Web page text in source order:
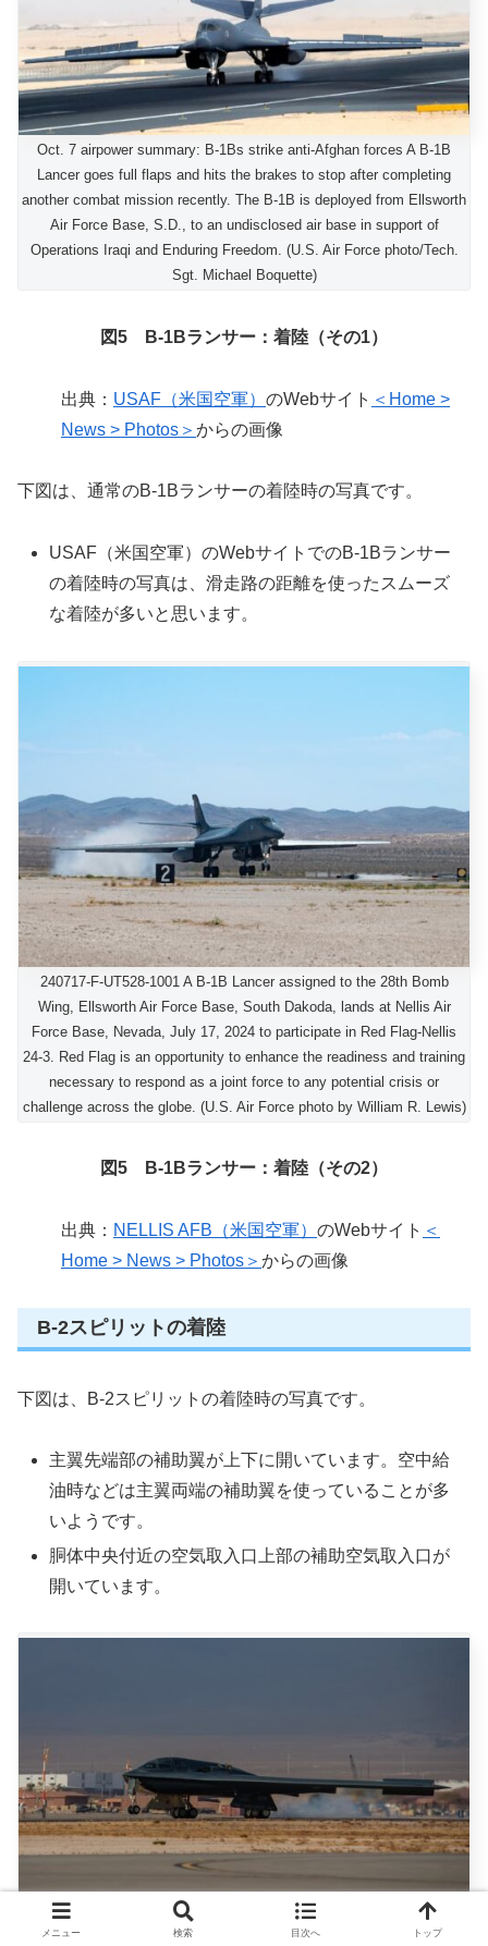
Oct. 7 airpower summary: B-1Bs strike anti-Afghan forces A B-1B
Lancer goes full flaps and hits the brakes to stop after completing
another combat mission recently. The B-1B is deployed from Ellsworth
Air Force Base, S.D., to an undisclosed air base in support of
Operations Iraqi and Enduring Freedom. (U.S. Air Force photo/Tech.
Sgt. Michael Boquette)
図5 B-1Bランサー：着陸（その1）
出典： USAF（米国空軍） のWebサイト ＜Home >
News > Photos＞ からの画像
下図は、通常のB-1Bランサーの着陸時の写真です。
USAF（米国空軍）のWebサイトでのB-1Bランサー
の着陸時の写真は、滑走路の距離を使ったスムーズ
な着陸が多いと思います。
240717-F-UT528-1001 A B-1B Lancer assigned to the 28th Bomb
Wing, Ellsworth Air Force Base, South Dakoda, lands at Nellis Air
Force Base, Nevada, July 17, 2024 to participate in Red Flag-Nellis
24-3. Red Flag is an opportunity to enhance the readiness and training
necessary to respond as a joint force to any potential crisis or
challenge across the globe. (U.S. Air Force photo by William R. Lewis)
図5 B-1Bランサー：着陸（その2）
出典： NELLIS AFB（米国空軍） のWebサイト ＜
Home > News > Photos＞ からの画像
B-2スピリットの着陸
下図は、B-2スピリットの着陸時の写真です。
主翼先端部の補助翼が上下に開いています。空中給
油時などは主翼両端の補助翼を使っていることが多
いようです。
胴体中央付近の空気取入口上部の補助空気取入口が
開いています。
RED FLAG 21-1 kicks off A U.S. Air Force B-2 Spirit, assigned to the
509th Bomb Wing, Whiteman Air Force Base, Missouri, lands at Nellis
メニュー 検索 目次へ トップ